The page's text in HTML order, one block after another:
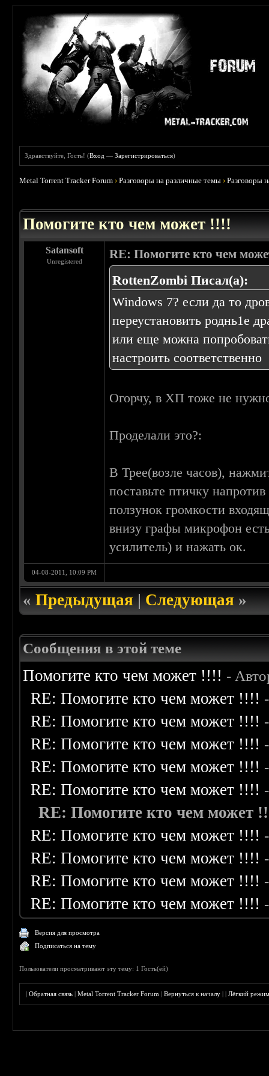
Здравствуйте, Гость! (Вход —Зарегистрироваться)
Metal Torrent Tracker Forum ›Разговоры на различные темы ›Разговоры
Помогите кто чем может !!!!
Satansoft
Unregistered
RE: Помогите кто чем
RottenZombi Писал(а):
Windows 7? если да то
переустановить роднь1е
или еще можна
настроить соответственно
Огорчу, в ХП тоже не
Проделали это?:
В Трее(возле часов),
поставьте птичку
ползунок громкости
внизу графы микрофон
усилитель) и нажать ок.
04-08-2011, 10:09 PM
«Предыдущая|Следующая»
Сообщения в этой теме
Помогите кто чем может !!!! -
RE: Помогите кто чем может !!!!
RE: Помогите кто чем может !!!!
RE: Помогите кто чем может !!!!
RE: Помогите кто чем может !!!!
RE: Помогите кто чем может !!!!
RE: Помогите кто чем может
RE: Помогите кто чем может !!!!
RE: Помогите кто чем может !!!!
RE: Помогите кто чем может !!!!
RE: Помогите кто чем может !!!!
Версия для просмотра
Подписаться на тему
Пользователи просматривают эту тему: 1 Гость(ей)
|Обратная связь |Metal Torrent Tracker Forum |Вернуться к началу ||Лёгкий